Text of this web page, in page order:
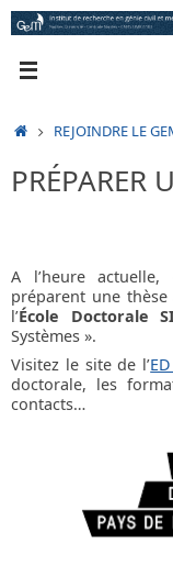
Passer
au
ACCUEIL
REJOINDRE LE
PRÉPARER
A l’heure
préparent une
l’École Doctorale
Systèmes ».
Visitez le site de l’
doctorale, les
contacts…